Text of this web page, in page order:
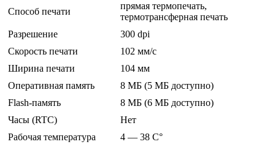
Способ печати
прямая термопечать,
термотрансферная печать
Разрешение
300 dpi
Скорость печати
102 мм/с
Ширина печати
104 мм
Оперативная память
8 МБ (5 МБ доступно)
Flash-память
8 МБ (6 МБ доступно)
Часы (RTC)
Нет
Рабочая температура
4 — 38 C°